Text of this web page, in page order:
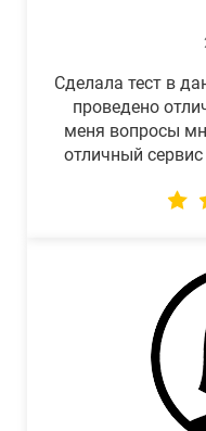
Сделала тест в
проведено
меня вопросы
отличный